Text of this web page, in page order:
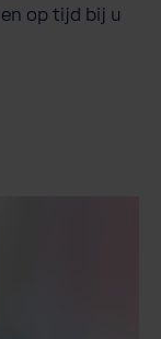
op tijd bij u